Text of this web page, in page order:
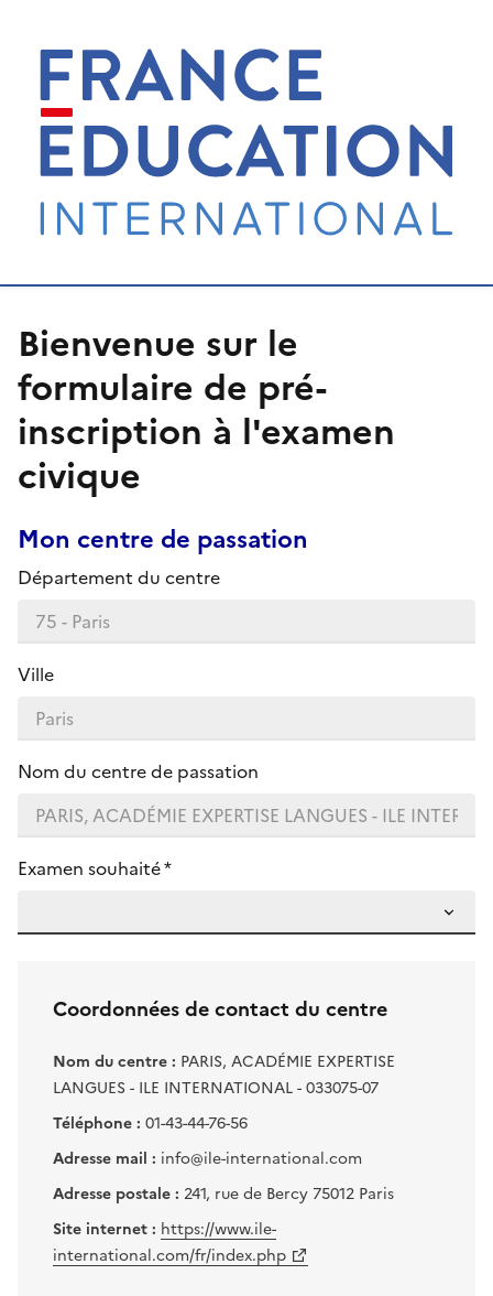
Bienvenue sur le
formulaire de pré-
inscription à l'examen
civique
Mon centre de passation
Département du centre
Ville
Nom du centre de passation
Examen souhaité *
Coordonnées de contact du centre
Nom du centre : PARIS, ACADÉMIE EXPERTISE
LANGUES - ILE INTERNATIONAL - 033075-07
Téléphone : 01-43-44-76-56
Adresse mail : info@ile-international.com
Adresse postale : 241, rue de Bercy 75012 Paris
Site internet : https://www.ile-
international.com/fr/index.php